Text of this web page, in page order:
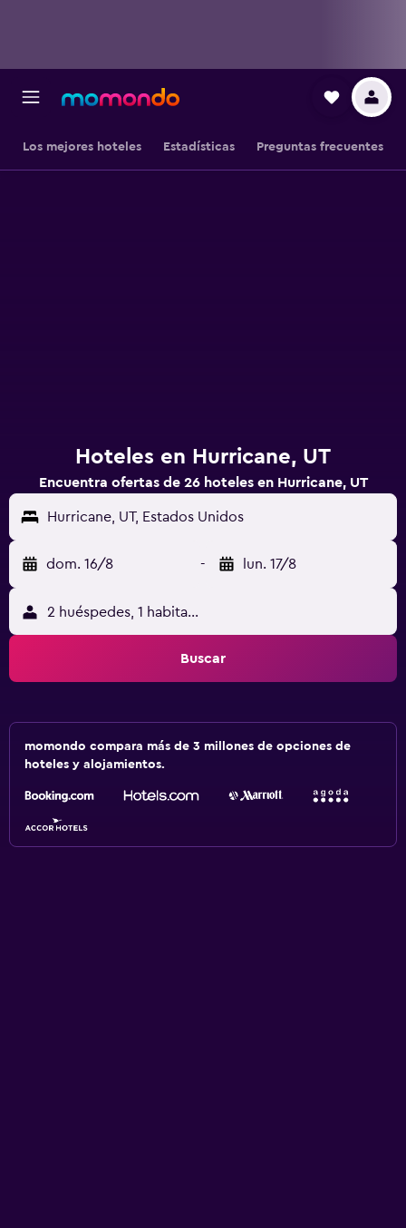
Los mejores hoteles Estadísticas Preguntas frecuentes
Hoteles en Hurricane, UT
Encuentra ofertas de 26 hoteles en Hurricane, UT
Hurricane, UT, Estados Unidos
dom. 16/8 - lun. 17/8
2 huéspedes, 1 habitación
Buscar
momondo compara más de 3 millones de opciones de
hoteles y alojamientos.